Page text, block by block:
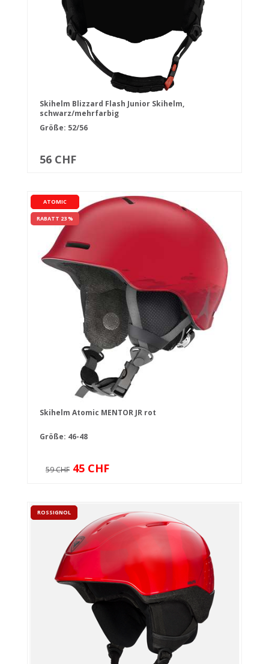
Skihelm Blizzard Flash Junior Skihelm,
schwarz/mehrfarbig
Größe: 52/56
56 CHF
ATOMIC
RABATT 23 %
Skihelm Atomic MENTOR JR rot
Größe: 46-48
59 CHF 45 CHF
ROSSIGNOL